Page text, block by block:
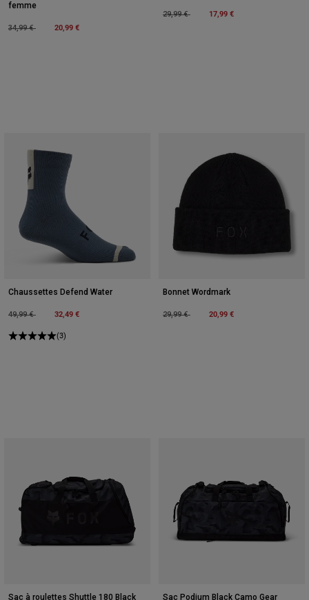
femme
Price reduced from
34,99 €to 20,99 €
Price reduced from
29,99 €to 17,99 €
Chaussettes Defend Water
Price reduced from
49,99 €to 32,49 €
(3)
Bonnet Wordmark
Price reduced from
29,99 €to 20,99 €
Sac à roulettes Shuttle 180 Black
Sac Podium Black Camo Gear